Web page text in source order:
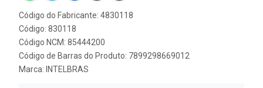
Código do Fabricante: 4830118
Código: 830118
Código NCM: 85444200
Código de Barras do Produto: 7899298669012
Marca: INTELBRAS